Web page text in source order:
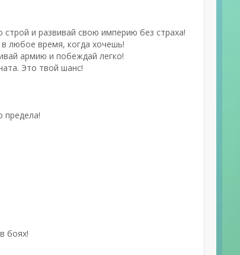
и развивай свою империю без страха!
любое время, когда хочешь!
армию и побеждай легко!
Это твой шанс!
предела!
боях!